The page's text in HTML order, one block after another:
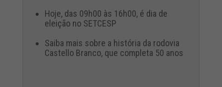
Hoje, das 09h00 às 16h00, é dia de
eleição no SETCESP
Saiba mais sobre a história da rodovia
Castello Branco, que completa 50 anos